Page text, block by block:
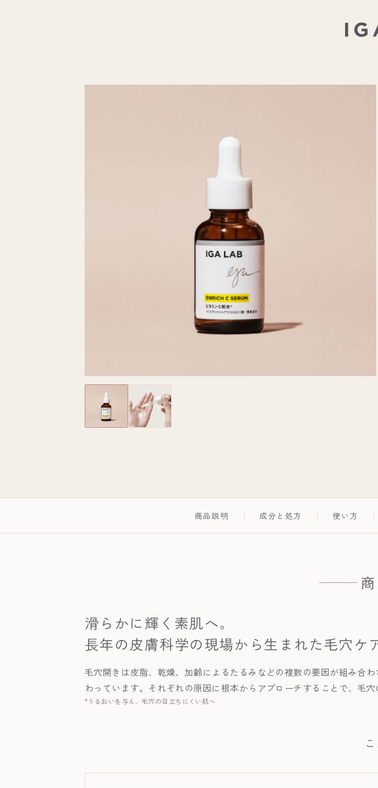
商品説明 成分と処方 使い方
滑らかに輝く素肌へ。
長年の皮膚科学の現場から生まれた毛穴ケ
毛穴開きは皮脂、乾燥、加齢によるたるみなどの複数の要因が組み合
わっています。それぞれの原因に根本からアプローチすることで、毛
*うるおいを与え、毛穴の目立ちにくい肌へ
PRODUCTS
MY PAGE